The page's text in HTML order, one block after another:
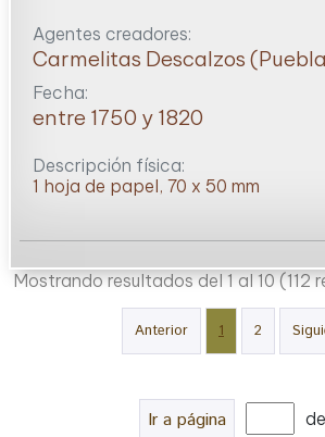
Agentes creadores:
Carmelitas Descalzos
Fecha:
entre 1750 y 1820
Descripción física:
1 hoja de papel, 70 x 50 mm
Mostrando resultados del 1 al 10(112
Anterior 1 2
Ir a página